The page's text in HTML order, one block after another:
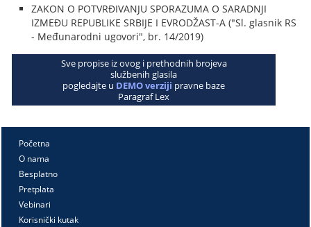
ZAKON O POTVRĐIVANJU SPORAZUMA O SARADNJI
IZMEĐU REPUBLIKE SRBIJE I EVRODŽAST-A ("Sl. glasnik RS
- Međunarodni ugovori", br. 14/2019)
Sve propise iz ovog i prethodnih brojeva
službenih glasila
pogledajte u DEMO verziji pravne baze
Paragraf Lex
Početna
O nama
Besplatno
Pretplata
Vebinari
Korisnički kutak